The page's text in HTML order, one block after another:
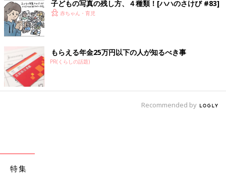
子どもの写真の残し方、４種類！[ハハのさけび #83]
赤ちゃん・育児
もらえる年金25万円以下の人が知るべき事
PR(くらしの話題)
Recommended by
特集